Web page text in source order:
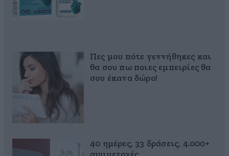
Πες μου πότε γεννήθηκες και
θα σου πω ποιες εμπειρίες θα
σου έκανα δώρο!
40 ημέρες, 33 δράσεις, 4.000+